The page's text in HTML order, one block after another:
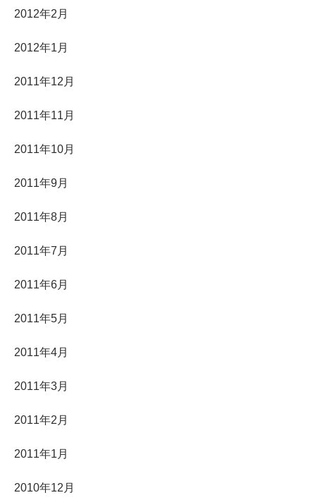
2012年2月
2012年1月
2011年12月
2011年11月
2011年10月
2011年9月
2011年8月
2011年7月
2011年6月
2011年5月
2011年4月
2011年3月
2011年2月
2011年1月
2010年12月